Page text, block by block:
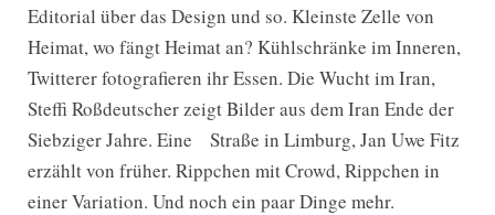
Editorial über das Design und so. Kleinste Zelle von
Heimat, wo fängt Heimat an? Kühlschränke im Inneren,
Twitterer fotografieren ihr Essen. Die Wucht im Iran,
Steffi Roßdeutscher zeigt Bilder aus dem Iran Ende der
Siebziger Jahre. Eine Straße in Limburg, Jan Uwe Fitz
erzählt von früher. Rippchen mit Crowd, Rippchen in
einer Variation. Und noch ein paar Dinge mehr.